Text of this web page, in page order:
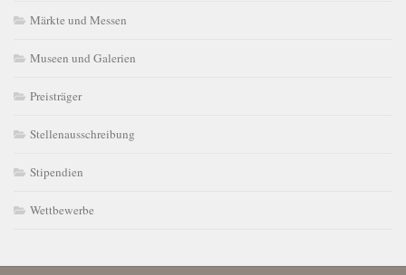
Märkte und Messen
Museen und Galerien
Preisträger
Stellenausschreibung
Stipendien
Wettbewerbe